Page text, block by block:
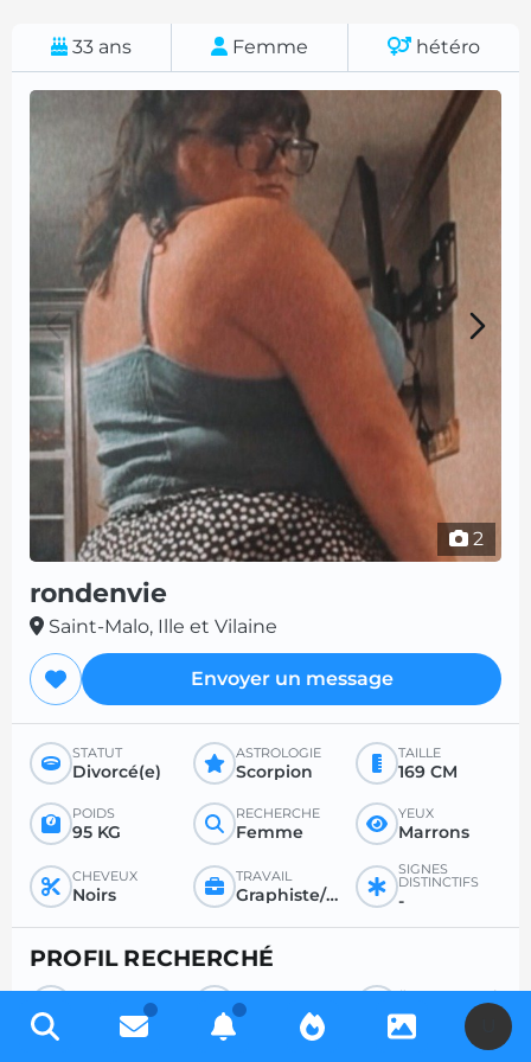
33 ans Femme hétéro
2
rondenvie
Saint-Malo, Ille et Vilaine
Envoyer un message
STATUT
Divorcé(e)
ASTROLOGIE
Scorpion
TAILLE
169 CM
POIDS
95 KG
RECHERCHE
Femme
YEUX
Marrons
CHEVEUX
Noirs
TRAVAIL
Graphiste/Programmeur/Webmaster
SIGNES
DISTINCTIFS
-
PROFIL RECHERCHÉ
RECHERCHE
Homme
POUR
Sexe
ÂGE SOUHAITÉ